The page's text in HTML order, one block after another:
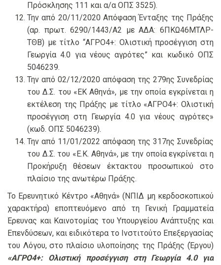
Πρόσκλησης 111 και α/α ΟΠΣ 3525).
Την από 20/11/2020 Απόφαση Ένταξης της Πράξης
(αρ. πρωτ. 6290/1443/Α2 με ΑΔΑ: 6ΠΚΩ46ΜΤΛΡ-
ΤΘΒ) με τίτλο “ΑΓΡΟ4+: Ολιστική προσέγγιση στη
Γεωργία 4.0 για νέους αγρότες” και κωδικό ΟΠΣ
5046239.
Την από 02/12/2020 απόφαση της 279ης Συνεδρίας
του Δ.Σ. του «ΕΚ Αθηνά», με την οποία εγκρίνεται η
εκτέλεση της Πράξης με τίτλο «ΑΓΡΟ4+: Ολιστική
προσέγγιση στη Γεωργία 4.0 για νέους αγρότες»
(κωδ. ΟΠΣ 5046239).
Την από 11/01/2022 απόφαση της 317ης Συνεδρίας
του Δ.Σ. του «Ε.Κ. Αθηνά», με την οποία εγκρίνεται η
Προκήρυξη θέσεων έκτακτου προσωπικού στο
πλαίσιο της ανωτέρω Πράξης.
Το Ερευνητικό Κέντρο «Αθηνά» (ΝΠΙΔ μη κερδοσκοπικού
χαρακτήρα) εποπτευόμενο από τη Γενική Γραμματεία
Έρευνας και Καινοτομίας του Υπουργείου Ανάπτυξης και
Επενδύσεων, και ειδικότερα το Ινστιτούτο Επεξεργασίας
του Λόγου, στο πλαίσιο υλοποίησης της Πράξης (Έργου)
«ΑΓΡΟ4+: Ολιστική προσέγγιση στη Γεωργία 4.0 για